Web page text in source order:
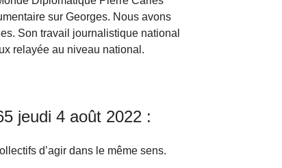
sur Georges. Nous avons
Son travail journalistique national
relayée au niveau national.
jeudi 4 août 2022 :
d’agir dans le même sens.